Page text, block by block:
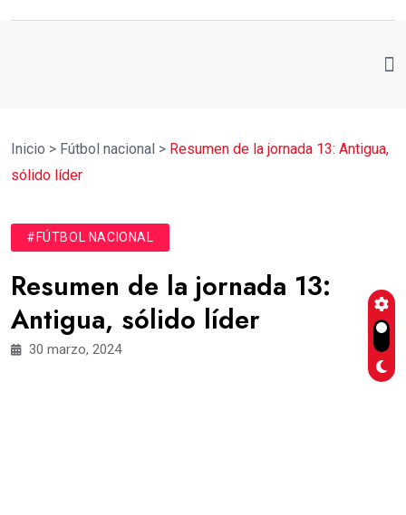
Inicio > Fútbol nacional > Resumen de la jornada 13: Antigua,
sólido líder
#FÚTBOL NACIONAL
Resumen de la jornada 13:
Antigua, sólido líder
30 marzo, 2024